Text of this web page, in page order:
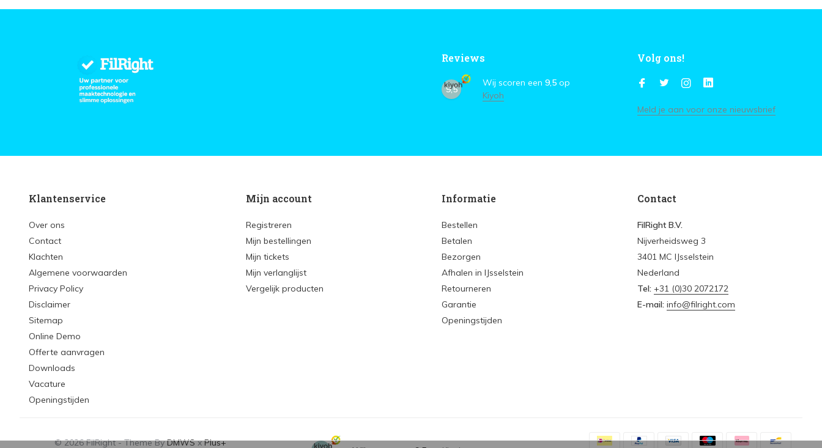
Reviews
9,5
Wij scoren een 9,5 op
Kiyoh
Volg ons!
Meld je aan voor onze nieuwsbrief
Klantenservice
Over ons
Contact
Klachten
Algemene voorwaarden
Privacy Policy
Disclaimer
Sitemap
Online Demo
Offerte aanvragen
Downloads
Vacature
Openingstijden
Mijn account
Registreren
Mijn bestellingen
Mijn tickets
Mijn verlanglijst
Vergelijk producten
Informatie
Bestellen
Betalen
Bezorgen
Afhalen in IJsselstein
Retourneren
Garantie
Openingstijden
Contact
FilRight B.V.
Nijverheidsweg 3
3401 MC IJsselstein
Nederland
Tel: +31 (0)30 2072172
E-mail: info@filright.com
© 2026 FilRight - Theme ByDMWSxPlus+